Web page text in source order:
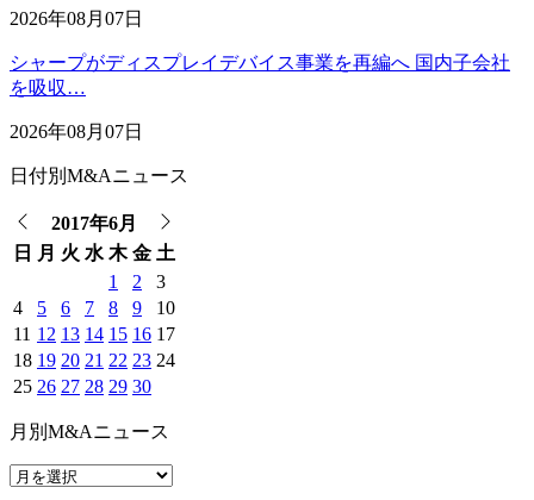
2026年08月07日
シャープがディスプレイデバイス事業を再編へ 国内子会社
を吸収…
2026年08月07日
日付別M&Aニュース
2017年6月
日
月 火 水 木 金 土
1
2
3
4
5 6 7 8 9
10
11 12 13 14 15 16 17
18 19 20 21 22 23 24
25 26 27 28 29 30
月別M&Aニュース